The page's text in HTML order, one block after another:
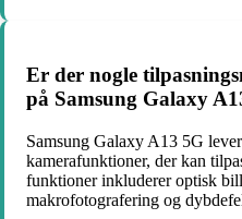
Er der nogle
på Samsung Galaxy
Samsung Galaxy A13 5G
kamerafunktioner, der kan
funktioner inkluderer optisk
makrofotografering og